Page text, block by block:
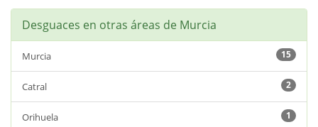
Desguaces en otras áreas de Murcia
Murcia 15
Catral 2
Orihuela 1